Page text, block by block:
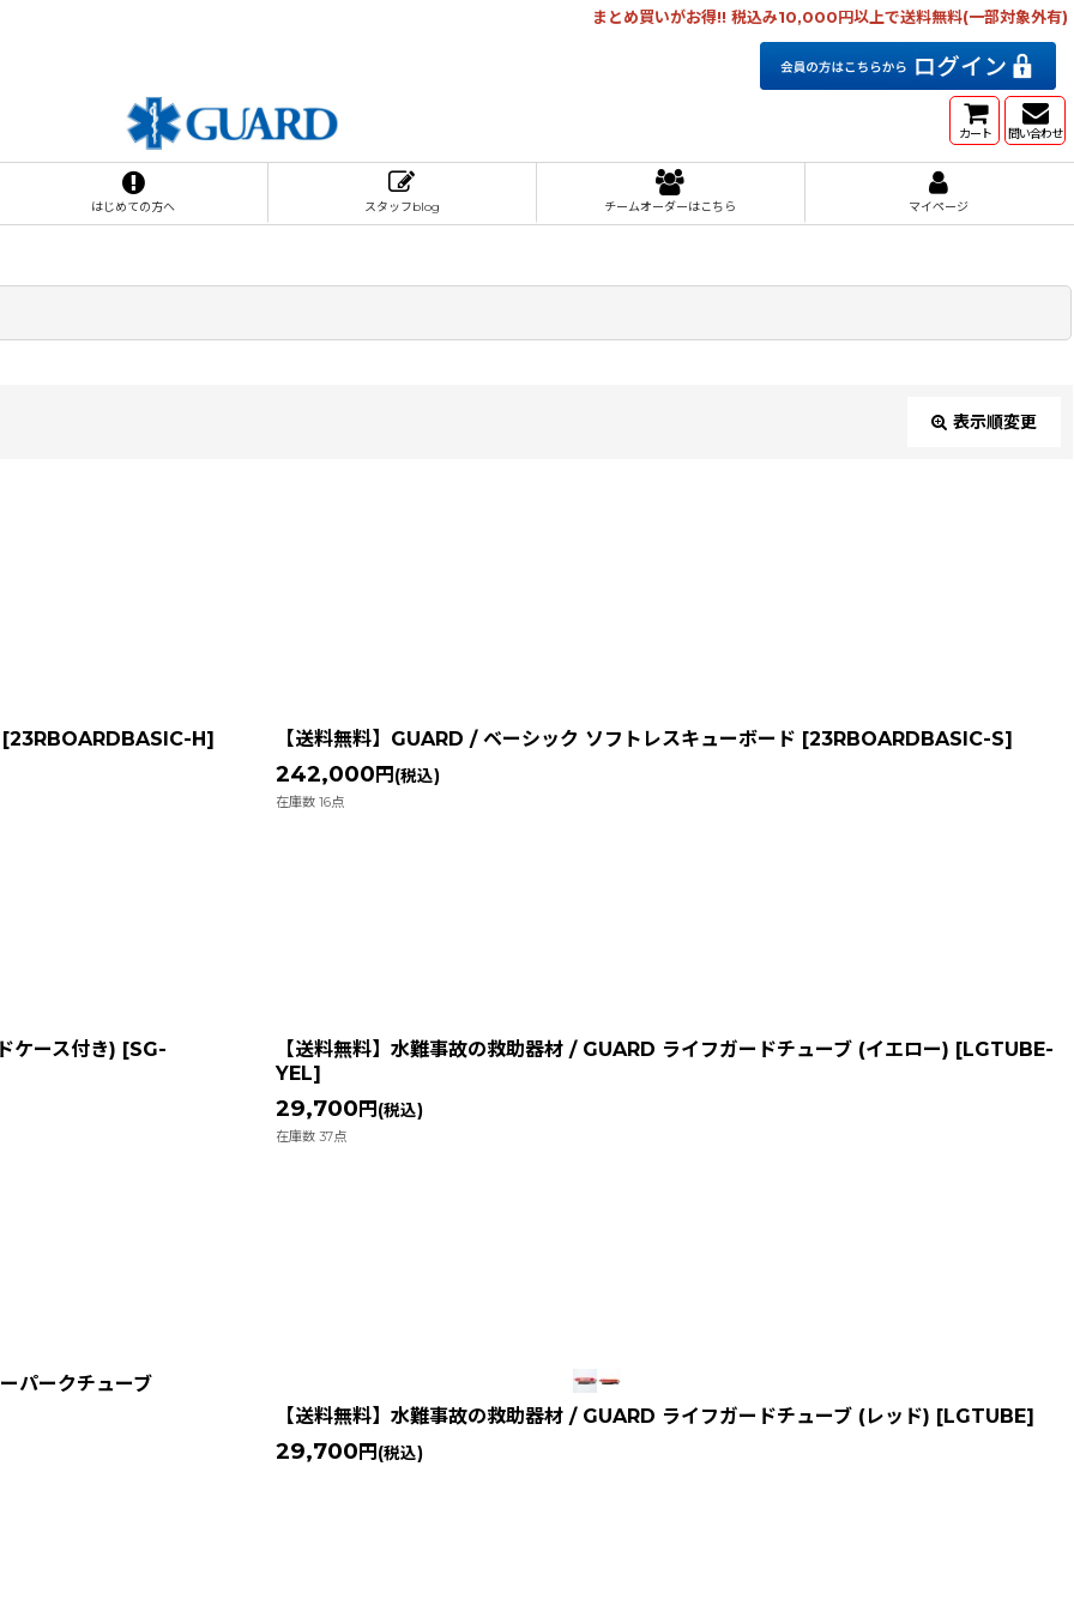
まとめ買いがお得!! 税込み10,000円以上で送料無料(一部対象外有)
カート 問い合わせ
はじめての方へ スタッフblog チームオーダーはこちら マイページ
表示順変更
[23RBOARDBASIC-H ] 【送料無料】GUARD / ベーシック ソフトレスキューボード [23RBOARDBASIC-S]
242,000 円 (税込)
在庫数 16点
ケース付き) [SG- 【送料無料】水難事故の救助器材 / GUARD ライフガードチューブ (イエロー) [LGTUBE-
YEL]
29,700 円 (税込)
在庫数 37点
パークチューブ
【送料無料】水難事故の救助器材 / GUARD ライフガードチューブ (レッド) [LGTUBE]
29,700 円 (税込)